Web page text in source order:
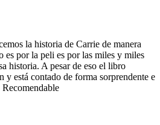
la historia de Carrie de manera
es por la peli es por las miles y miles
historia. A pesar de eso el libro
y está contado de forma sorprendente e